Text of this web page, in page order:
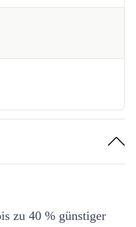
zu 40 % günstiger